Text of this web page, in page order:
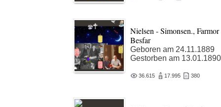
Nielsen - Simonsen., Farmor
Besfar
Geboren am 24.11.1889
Gestorben am 13.01.1890
36.615 17.995 380